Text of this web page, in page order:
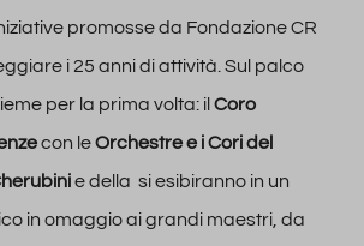
promosse da Fondazione CR
i 25 anni di attività. Sul palco
per la prima volta: il Coro
con leOrchestre e i Cori del
e della si esibiranno in un
in omaggio ai grandi maestri, da